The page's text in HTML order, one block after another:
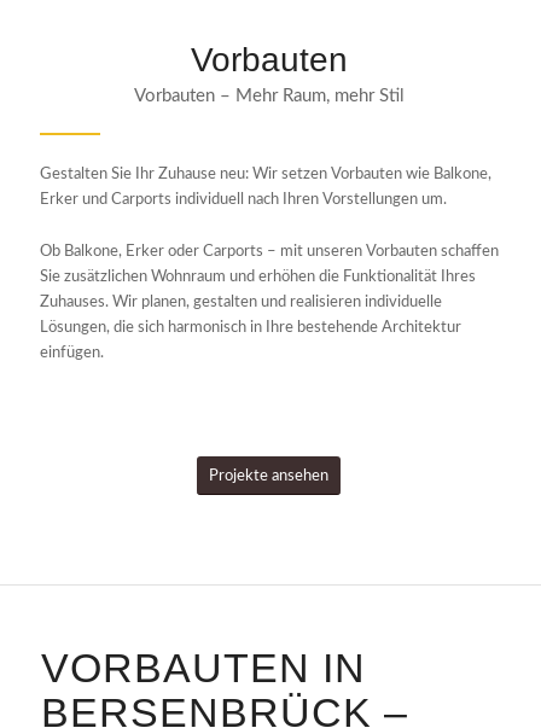
Vorbauten
Vorbauten – Mehr Raum, mehr Stil
Gestalten Sie Ihr Zuhause neu: Wir setzen Vorbauten wie Balkone,
Erker und Carports individuell nach Ihren Vorstellungen um.
Ob Balkone, Erker oder Carports – mit unseren Vorbauten schaffen
Sie zusätzlichen Wohnraum und erhöhen die Funktionalität Ihres
Zuhauses. Wir planen, gestalten und realisieren individuelle
Lösungen, die sich harmonisch in Ihre bestehende Architektur
einfügen.
Projekte ansehen
VORBAUTEN IN
BERSENBRÜCK –